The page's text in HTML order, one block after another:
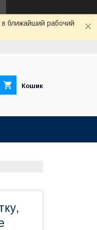
ближайший рабочий
Кошик